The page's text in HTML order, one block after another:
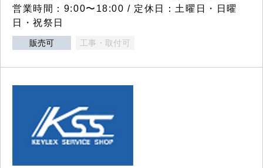
営業時間：9:00〜18:00 / 定休日：土曜日・日曜
日・祝祭日
販売可 工事・取付可